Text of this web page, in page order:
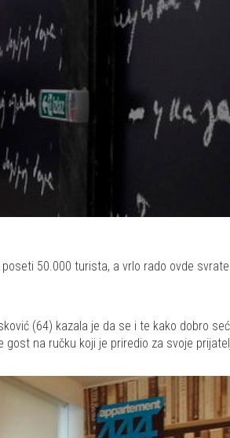
50.000 turista, a vrlo rado ovde
(64) kazala je da se i te kako dobro
na ručku koji je priredio za svoje